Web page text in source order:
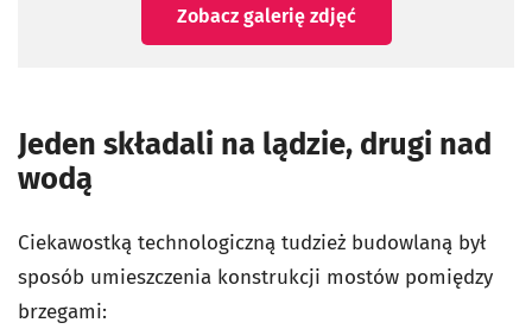
Zobacz galerię zdjęć
Jeden składali na lądzie, drugi nad
wodą
Ciekawostką technologiczną tudzież budowlaną był
sposób umieszczenia konstrukcji mostów pomiędzy
brzegami: